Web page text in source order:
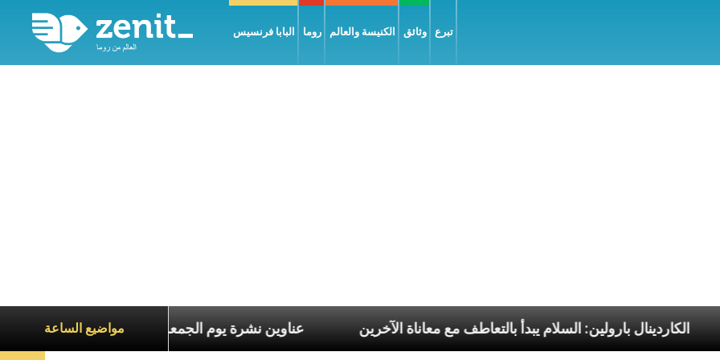
البابا فرنسيس روما الكنيسة والعالم وثائق تبرع
مواضيع الساعةعناوين نشرة يوم الجمعة 7 آب 2026: السلام يُبنى بصبر يومًا بعد يوم الكاردينال بارولين: السلام يبدأ بالتعاطف مع معاناة الآخرين